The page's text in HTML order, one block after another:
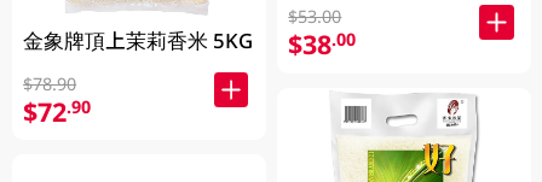
金象牌頂上茉莉香米 5KG
$78.90
$72.90
$53.00
$38.00